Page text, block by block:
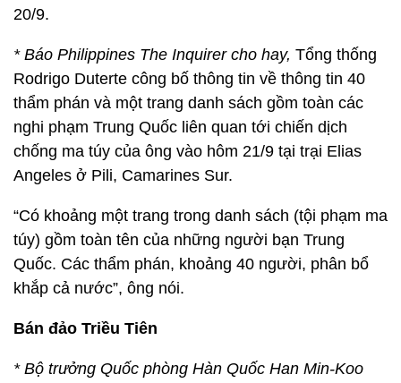
20/9.
* Báo Philippines The Inquirer cho hay, Tổng thống
Rodrigo Duterte công bố thông tin về thông tin 40
thẩm phán và một trang danh sách gồm toàn các
nghi phạm Trung Quốc liên quan tới chiến dịch
chống ma túy của ông vào hôm 21/9 tại trại Elias
Angeles ở Pili, Camarines Sur.
“Có khoảng một trang trong danh sách (tội phạm ma
túy) gồm toàn tên của những người bạn Trung
Quốc. Các thẩm phán, khoảng 40 người, phân bổ
khắp cả nước”, ông nói.
Bán đảo Triều Tiên
* Bộ trưởng Quốc phòng Hàn Quốc Han Min-Koo